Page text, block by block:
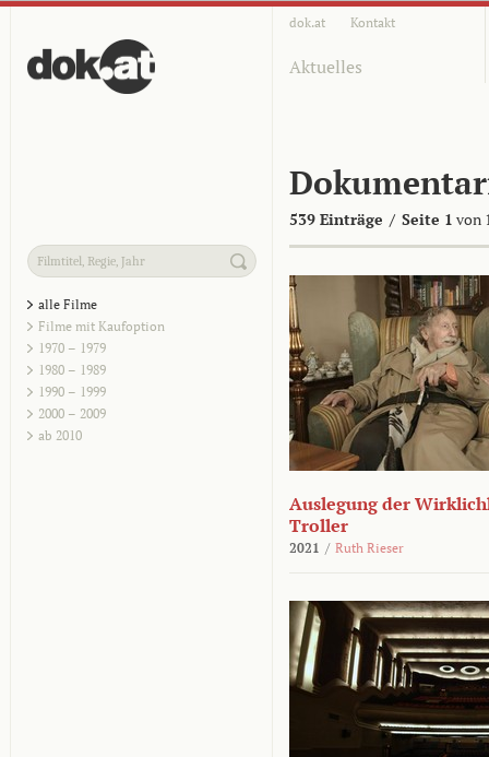
dok.at Kontakt
Aktuelles
539 Einträge / Seite 1 von
alle Filme
Filme mit Kaufoption
1970 – 1979
1980 – 1989
1990 – 1999
2000 – 2009
ab 2010
Auslegung der
Troller
2021 / Ruth Rieser